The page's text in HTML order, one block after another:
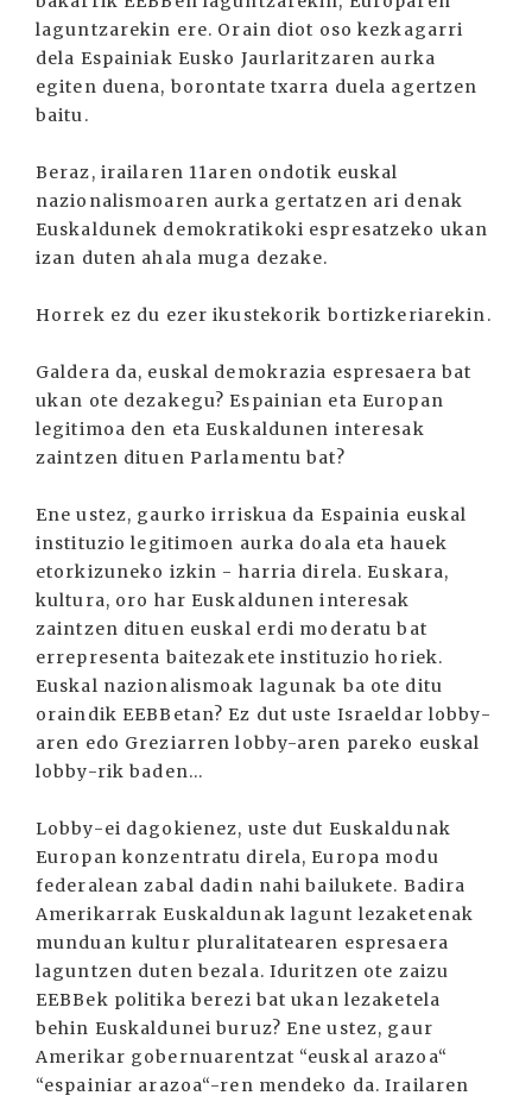
laguntzarekin ere. Orain diot oso kezkagarri
dela Espainiak Eusko Jaurlaritzaren aurka
egiten duena, borontate txarra duela agertzen
baitu.
Beraz, irailaren 11aren ondotik euskal
nazionalismoaren aurka gertatzen ari denak
Euskaldunek demokratikoki espresatzeko ukan
izan duten ahala muga dezake.
Horrek ez du ezer ikustekorik bortizkeriarekin.
Galdera da, euskal demokrazia espresaera bat
ukan ote dezakegu? Espainian eta Europan
legitimoa den eta Euskaldunen interesak
zaintzen dituen Parlamentu bat?
Ene ustez, gaurko irriskua da Espainia euskal
instituzio legitimoen aurka doala eta hauek
etorkizuneko izkin - harria direla. Euskara,
kultura, oro har Euskaldunen interesak
zaintzen dituen euskal erdi moderatu bat
errepresenta baitezakete instituzio horiek.
Euskal nazionalismoak lagunak ba ote ditu
oraindik EEBBetan? Ez dut uste Israeldar lobby-
aren edo Greziarren lobby-aren pareko euskal
lobby-rik baden…
Lobby-ei dagokienez, uste dut Euskaldunak
Europan konzentratu direla, Europa modu
federalean zabal dadin nahi bailukete. Badira
Amerikarrak Euskaldunak lagunt lezaketenak
munduan kultur pluralitatearen espresaera
laguntzen duten bezala. Iduritzen ote zaizu
EEBBek politika berezi bat ukan lezaketela
behin Euskaldunei buruz? Ene ustez, gaur
Amerikar gobernuarentzat “euskal arazoa“
“espainiar arazoa“-ren mendeko da. Irailaren